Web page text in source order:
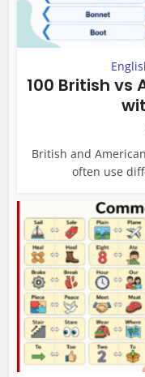
100 British vs
British and
often use